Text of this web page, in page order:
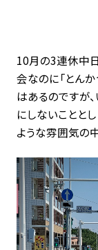
10月の3連休中
会なのに「とん
はあるのですが
にしないこととし
ような雰囲気の